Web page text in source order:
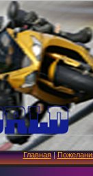
Главная|